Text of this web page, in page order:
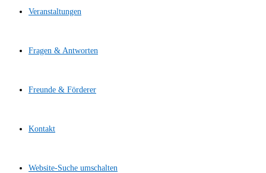
Veranstaltungen
Fragen & Antworten
Freunde & Förderer
Kontakt
Website-Suche umschalten